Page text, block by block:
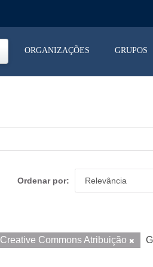
ORGANIZAÇÕES GRUPOS
Ordenar por
Creative Commons Atribuição